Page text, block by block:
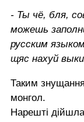
- Ты чё, бля,
можешь
русским
щяс нахуй
Таким
монгол.
Нарешті